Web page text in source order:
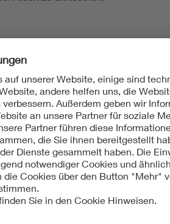
Mehr erfahren